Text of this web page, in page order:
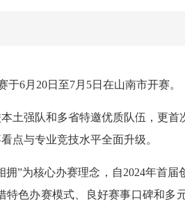
6月20日至7月5日在山南市开赛。
土强队和多省特邀优质队伍，更
点与专业竞技水平全面升级。
”为核心办赛理念，自2024年首届
色办赛模式、良好赛事口碑和多